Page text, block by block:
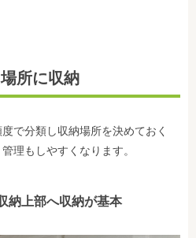
所に収納
で分類し収納場所を決めておく
理もしやすくなります。
納上部へ収納が基本